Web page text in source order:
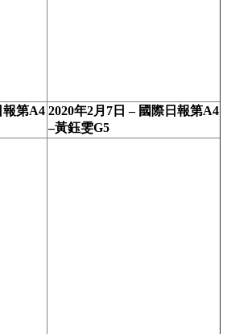
報第A4 2020年2月7日 – 國際日報第A4
–黃鈺雯G5